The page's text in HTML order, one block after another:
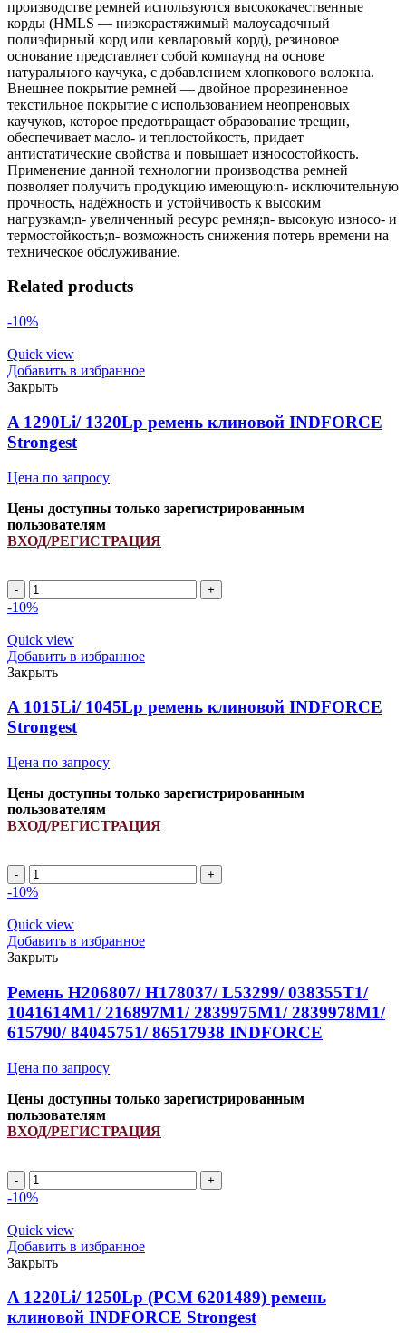
производстве ремней используются высококачественные
корды (HMLS — низкорастяжимый малоусадочный
полиэфирный корд или кевларовый корд), резиновое
основание представляет собой компаунд на основе
натурального каучука, с добавлением хлопкового волокна.
Внешнее покрытие ремней — двойное прорезиненное
текстильное покрытие с использованием неопреновых
каучуков, которое предотвращает образование трещин,
обеспечивает масло- и теплостойкость, придает
антистатические свойства и повышает износостойкость.
Применение данной технологии производства ремней
позволяет получить продукцию имеющую:n- исключительную
прочность, надёжность и устойчивость к высоким
нагрузкам;n- увеличенный ресурс ремня;n- высокую износо- и
термостойкость;n- возможность снижения потерь времени на
техническое обслуживание.
Related products
-10%
Quick view
Добавить в избранное
Закрыть
A 1290Li/ 1320Lp ремень клиновой INDFORCE
Strongest
Цена по запросу
Цены доступны только зарегистрированным
пользователям
ВХОД/РЕГИСТРАЦИЯ
A
1290Li/
ремень
клиновой
INDFORCE
Strongest
quantity
-10%
Quick view
Добавить в избранное
Закрыть
A 1015Li/ 1045Lp ремень клиновой INDFORCE
Strongest
Цена по запросу
Цены доступны только зарегистрированным
пользователям
ВХОД/РЕГИСТРАЦИЯ
A
1015Li/
ремень
клиновой
INDFORCE
Strongest
quantity
-10%
Quick view
Добавить в избранное
Закрыть
Ремень H206807/ H178037/ L53299/ 038355T1/
1041614M1/ 216897M1/ 2839975M1/ 2839978M1/
615790/ 84045751/ 86517938 INDFORCE
Цена по запросу
Цены доступны только зарегистрированным
пользователям
ВХОД/РЕГИСТРАЦИЯ
Ремень
H206807/
L53299/
038355T1/
1041614M1/
216897M1/
2839975M1/
2839978M1/
615790/
-10%
Quick view
Добавить в избранное
Закрыть
A 1220Li/ 1250Lp (РСМ 6201489) ремень
клиновой INDFORCE Strongest